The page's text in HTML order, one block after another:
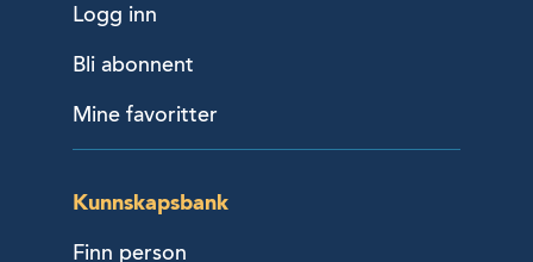
Logg inn
Bli abonnent
Mine favoritter
Kunnskapsbank
Finn person